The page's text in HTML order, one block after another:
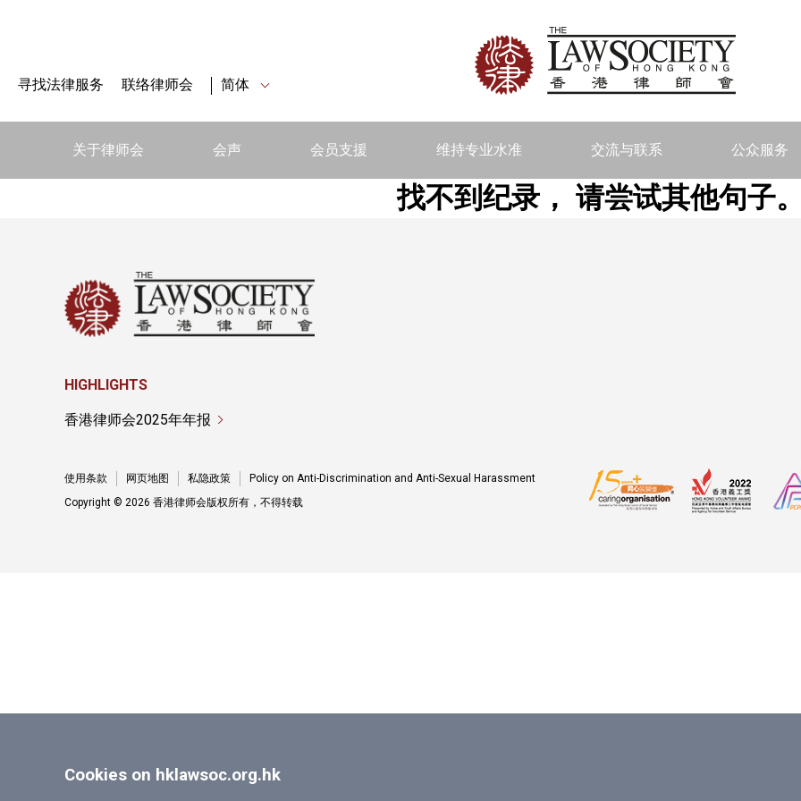
寻找法律服务 联络律师会 简体
关于律师会 会声 会员支援 维持专业水准 交流与联系 公众服务
找不到纪录， 请尝试其他句子
Cookies on hklawsoc.org.hk
HIGHLIGHTS
香港律师会2025年年报
使用条款 网页地图 私隐政策
Policy on Anti-Discrimination and Anti-Sexual Harassment
Copyright © 2026 香港律师会版权所有，不得转载